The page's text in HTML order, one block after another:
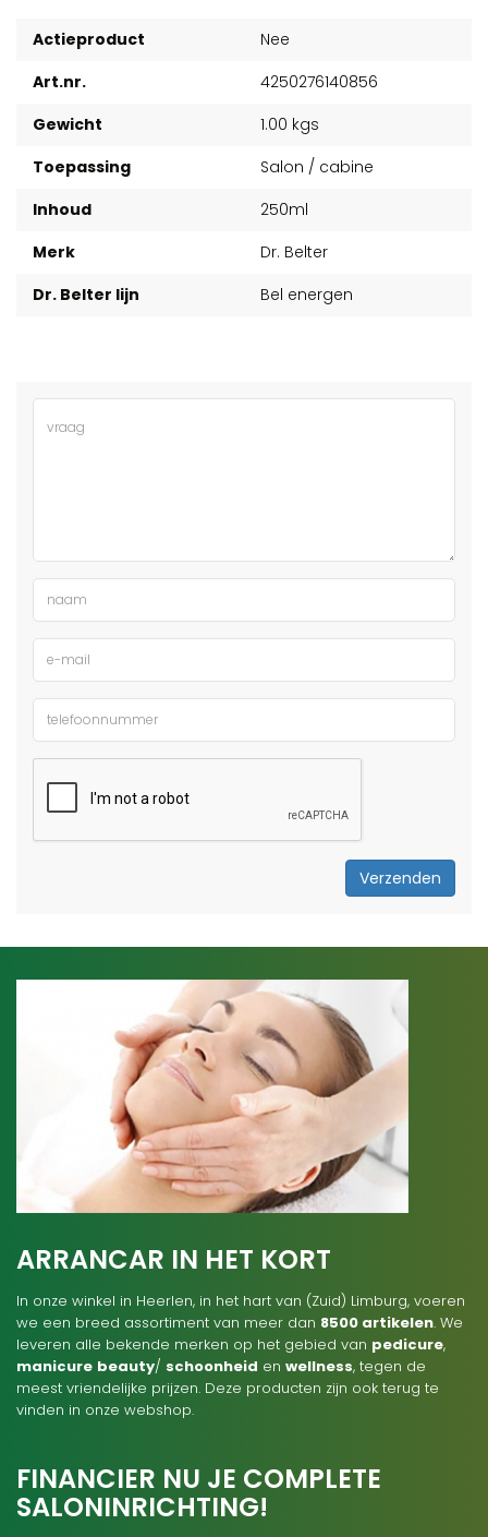
Actieproduct
Nee
Art.nr.
4250276140856
Gewicht
1.00 kgs
Toepassing
Salon / cabine
Inhoud
250ml
Merk
Dr. Belter
Dr. Belter lijn
Bel energen
Verzenden
ARRANCAR IN HET KORT
In onze winkel in Heerlen, in het hart van (Zuid) Limburg, voeren
we een breed assortiment van meer dan 8500 artikelen. We
leveren alle bekende merken op het gebied van pedicure,
manicure beauty/ schoonheid en wellness, tegen de
meest vriendelijke prijzen. Deze producten zijn ook terug te
vinden in onze webshop.
FINANCIER NU JE COMPLETE
SALONINRICHTING!